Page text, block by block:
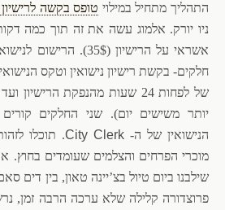
התהליך מתחיל במילוי טופס בקשה לרישיון
ניו יורק. אלמוג עשה את זה תוך כמה
אשראי על הרישיון (35$).
חלקים- בקשת רישיון נישואין וטקס
של לפחות 24 שעות מהנפקת
יותר משישים יום). שני החלקים
הנישואין של ה- City Clerk. תוכלו
מוכרי הפרחים והצלמים שעומדים בחוץ.
שילבנו ביום טיול בצ’יינה טאון, בין דים
פרוצדורה קלילה שלא ערכה הרבה זמן,